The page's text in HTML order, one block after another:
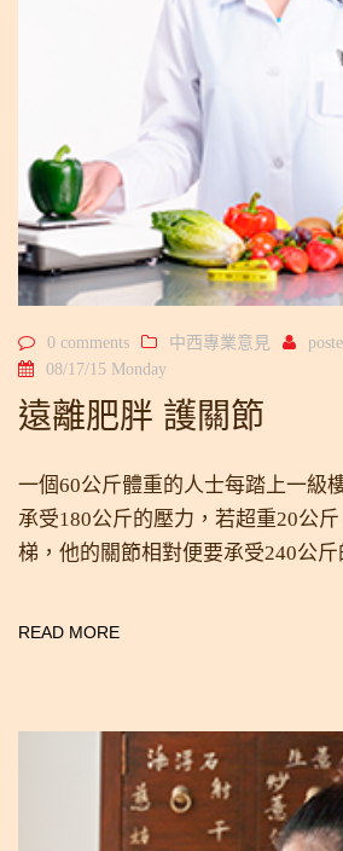
0 comments 中西專業意見
08/17/15 Monday
遠離肥胖 護關節
一個60公斤體重的人士每踏上一級
承受180公斤的壓力，若超重20公
梯，他的關節相對便要承受240公
READ MORE